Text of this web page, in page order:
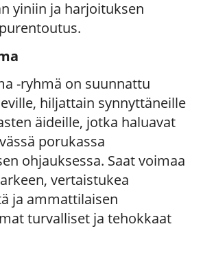
yiniin ja harjoituksen
-ryhmä on suunnattu
hiljattain synnyttäneille
äideille, jotka haluavat
porukassa
ohjauksessa. Saat voimaa
vertaistukea
ja ammattilaisen
turvalliset ja tehokkaat